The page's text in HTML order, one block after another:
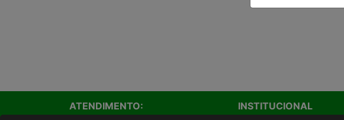
ATENDIMENTO: INSTITUCIONAL